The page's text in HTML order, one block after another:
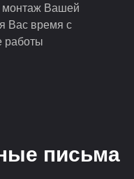
монтаж Вашей
Вас время с
работы
письма